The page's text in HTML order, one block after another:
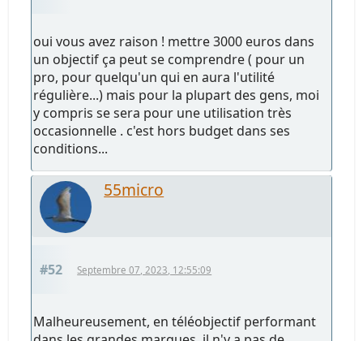
oui vous avez raison ! mettre 3000 euros dans
un objectif ça peut se comprendre ( pour un
pro, pour quelqu'un qui en aura l'utilité
régulière...) mais pour la plupart des gens, moi
y compris se sera pour une utilisation très
occasionnelle . c'est hors budget dans ses
conditions...
55micro
#52 Septembre 07, 2023, 12:55:09
Malheureusement, en téléobjectif performant